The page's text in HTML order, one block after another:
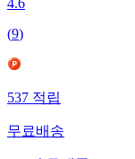
4.6
(9)
537적립
무료배송